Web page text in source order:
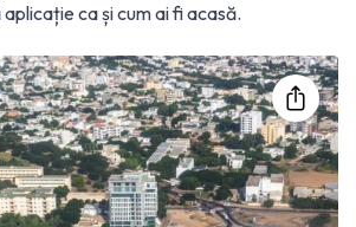
ca și cum ai fi acasă.